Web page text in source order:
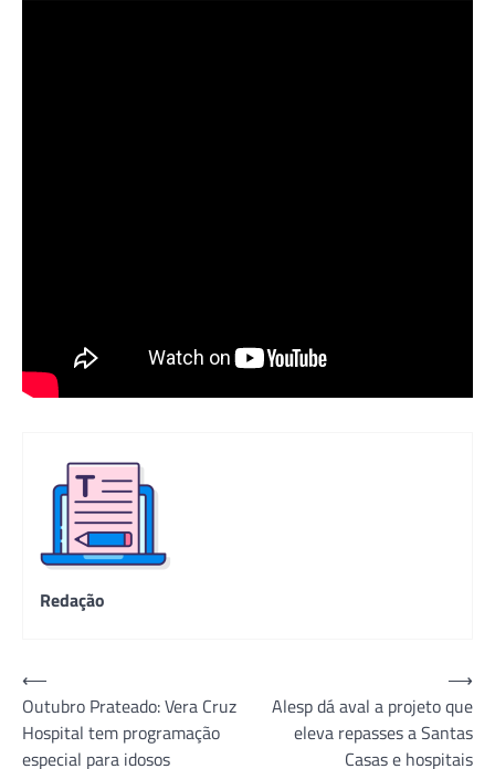
Redação
Navegação
de
Post
⟵
Outubro Prateado: Vera Cruz
Hospital tem programação
especial para idosos
Alesp dá aval a projeto que
eleva repasses a Santas
Casas e hospitais
⟶